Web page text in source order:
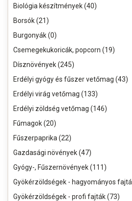
Biológia készítmények (40)
Borsók (21)
Burgonyák (0)
Csemegekukoricák, popcorn (19)
Dísznövények (245)
Erdélyi gyógy és fűszer vetőmag (43)
Erdélyi virág vetőmag (133)
Erdélyi zöldség vetőmag (146)
Fűmagok (20)
Fűszerpaprika (22)
Gazdasági növények (47)
Gyógy-, Fűszernövények (111)
Gyökérzöldségek - hagyományos
Gyökérzöldségek - profi fajták (73)